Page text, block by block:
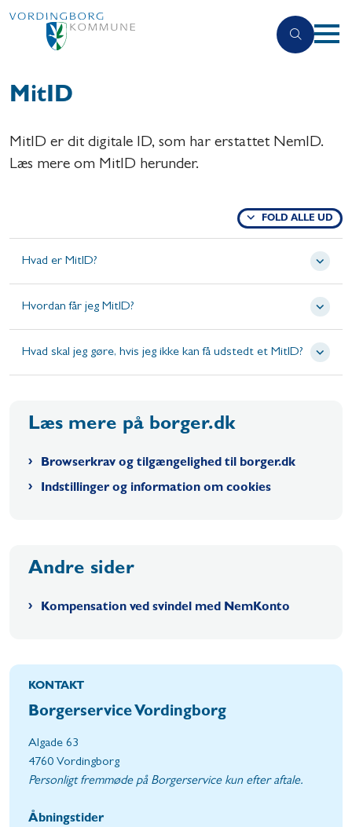
MitID
MitID er dit digitale ID, som har erstattet NemID.
Læs mere om MitID herunder.
FOLD ALLE UD
Hvad er MitID?
Hvordan får jeg MitID?
Hvad skal jeg gøre, hvis jeg ikke kan få udstedt et MitID?
Læs mere på borger.dk
Browserkrav og tilgængelighed til borger.dk
Indstillinger og information om cookies
Andre sider
Kompensation ved svindel med NemKonto
KONTAKT
Borgerservice Vordingborg
Algade 63
4760 Vordingborg
Personligt fremmøde på Borgerservice kun efter aftale.
Åbningstider